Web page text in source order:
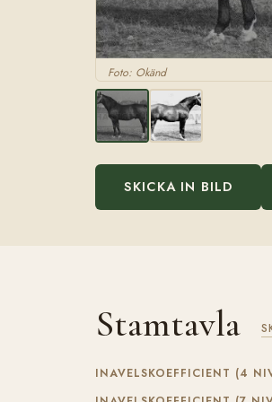
Foto: Okänd
SKICKA IN BILD
Stamtavla
INAVELSKOEFFICIENT (4